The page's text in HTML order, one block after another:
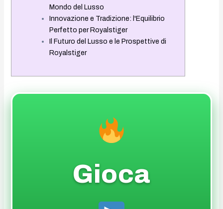
Mondo del Lusso
Innovazione e Tradizione: l'Equilibrio
Perfetto per Royalstiger
Il Futuro del Lusso e le Prospettive di
Royalstiger
Gioca